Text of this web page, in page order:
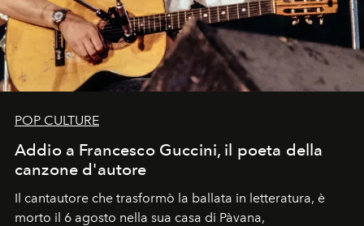
POP CULTURE
Addio a Francesco Guccini, il poeta della
canzone d'autore
Il cantautore che trasformò la ballata in letteratura, è
morto il 6 agosto nella sua casa di Pàvana,